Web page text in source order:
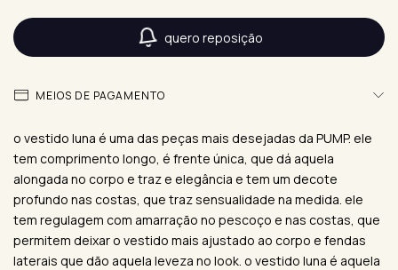
quero reposição
MEIOS DE PAGAMENTO
o vestido luna é uma das peças mais desejadas da PUMP. ele
tem comprimento longo, é frente única, que dá aquela
alongada no corpo e traz e elegância e tem um decote
profundo nas costas, que traz sensualidade na medida. ele
tem regulagem com amarração no pescoço e nas costas, que
permitem deixar o vestido mais ajustado ao corpo e fendas
laterais que dão aquela leveza no look. o vestido luna é aquela